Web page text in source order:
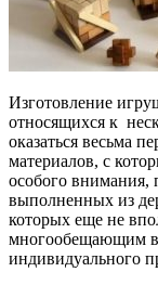
Изготовление
относящихся к
оказаться весьма
материалов, с
особого внимания,
выполненных из
которых еще не
многообещающим
индивидуального